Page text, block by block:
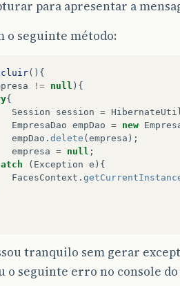
para apresentar a
o seguinte método:
(){
!= null ){
{
Session
session =
EmpresaDao empDao = new
empDao . delete ( empresa );
empresa = null ;
( Exception e ){
FacesContext .
tranquilo sem gerar
o seguinte erro no console